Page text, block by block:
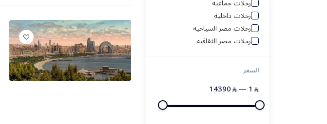
القاهره
شرم الشيخ
أرمينيا
أذربيجان
اسطنبول
رحلات جماعيه
رحلات داخليه
رحلات مصر السياحيه
رحلات مصر الثقافيه
السعر
⃁
1
—
⃁
14390